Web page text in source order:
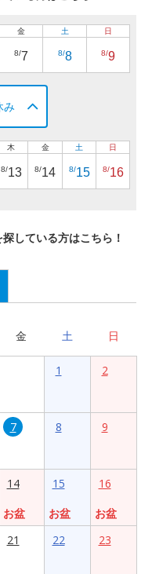
金
8/7
土
8/8
日
8/9
み
木
8/13
金
8/14
土
8/15
日
8/16
している方はこちら！
金 土 日
1 2
7 8 9
14
お盆
15
お盆
16
お盆
21 22 23